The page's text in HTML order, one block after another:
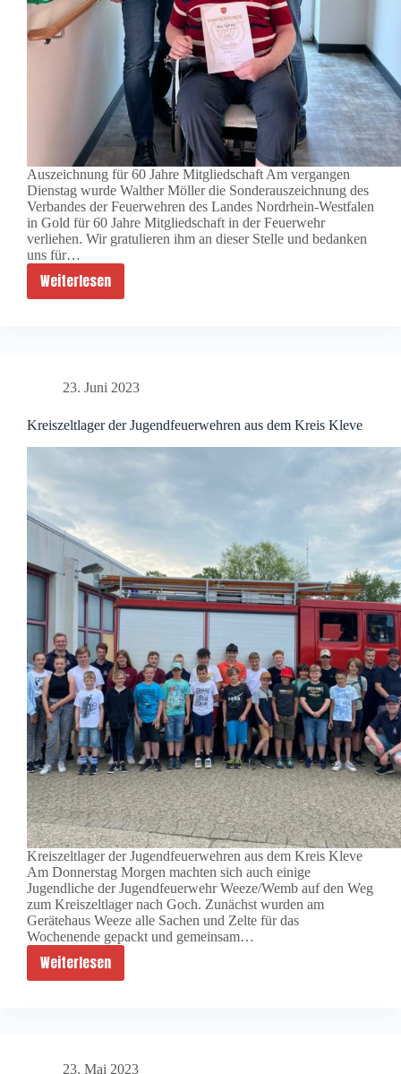
Auszeichnung für 60 Jahre Mitgliedschaft Am vergangen
Dienstag wurde Walther Möller die Sonderauszeichnung des
Verbandes der Feuerwehren des Landes Nordrhein-Westfalen
in Gold für 60 Jahre Mitgliedschaft in der Feuerwehr
verliehen. Wir gratulieren ihm an dieser Stelle und bedanken
uns für…
WeiterlesenAuszeichnung
23. Juni 2023
Kreiszeltlager der Jugendfeuerwehren aus dem Kreis Kleve
Kreiszeltlager der Jugendfeuerwehren aus dem Kreis Kleve
Am Donnerstag Morgen machten sich auch einige
Jugendliche der Jugendfeuerwehr Weeze/Wemb auf den Weg
zum Kreiszeltlager nach Goch. Zunächst wurden am
Gerätehaus Weeze alle Sachen und Zelte für das
Wochenende gepackt und gemeinsam…
WeiterlesenKreiszeltlager
23. Mai 2023